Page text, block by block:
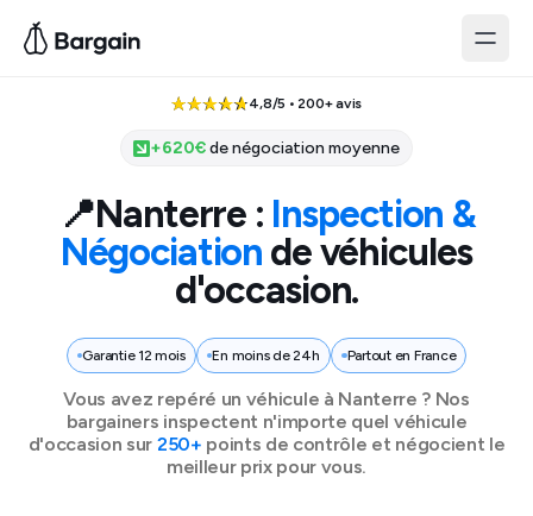
4,8/5 • 200+ avis
+620€de négociation moyenne
📍Nanterre: Inspection &
Négociation de véhicules
d'occasion.
Garantie 12 mois En moins de 24h Partout en France
Vous avez repéré un véhicule à Nanterre ? Nos
bargainers inspectent n'importe quel véhicule
d'occasion sur 250+ points de contrôle et négocient le
meilleur prix pour vous.